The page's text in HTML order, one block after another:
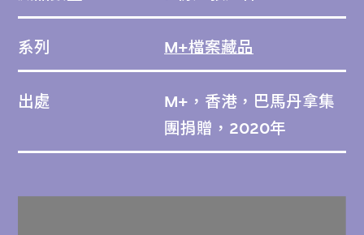
系列 M+檔案藏品
出處
M+，香港，巴馬丹拿集
團捐贈，2020年